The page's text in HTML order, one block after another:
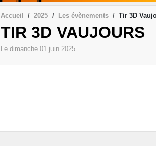
Accueil 2025 Les évènements Tir 3D
TIR 3D VAUJOURS
Le dimanche 01 juin 2025